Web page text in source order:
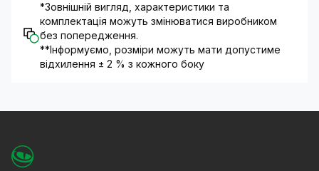
*Зовнішній вигляд, характеристики та
комплектація можуть змінюватися виробником
без попередження.
**Інформуємо, розміри можуть мати допустиме
відхилення ± 2 % з кожного боку